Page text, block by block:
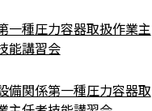
一種圧力容器取扱作業主
能講習会
備関係第一種圧力容器取